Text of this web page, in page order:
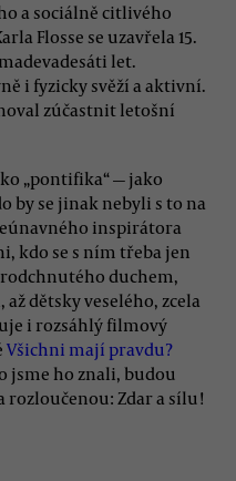
a sociálně citlivého
Flosse se uzavřela 15.
let.
i fyzicky svěží a aktivní.
zúčastnit letošní
„pontifika“ — jako
by se jinak nebyli s to na
inspirátora
kdo se s ním třeba jen
duchem,
dětsky veselého, zcela
i rozsáhlý filmový
Všichni mají pravdu?
jsme ho znali, budou
rozloučenou: Zdar a sílu!